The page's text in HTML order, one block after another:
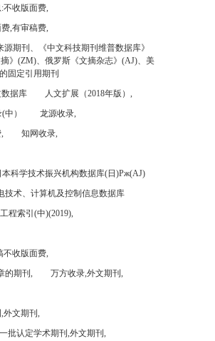
不收版面费,
,有审稿费,
期刊、《中文科技期刊维普数据库》
》(ZM)、俄罗斯《文摘杂志》(AJ)、美
固定引用期刊
据库
人文扩展（2018年版）,
）
龙源收录,
知网收录,
本科学技术振兴机构数据库(日)Pж(AJ)
技术、计算机及控制信息数据库
工程索引(中)(2019),
不收版面费,
的期刊,
万方收录,外文期刊,
外文期刊,
批认定学术期刊,外文期刊,